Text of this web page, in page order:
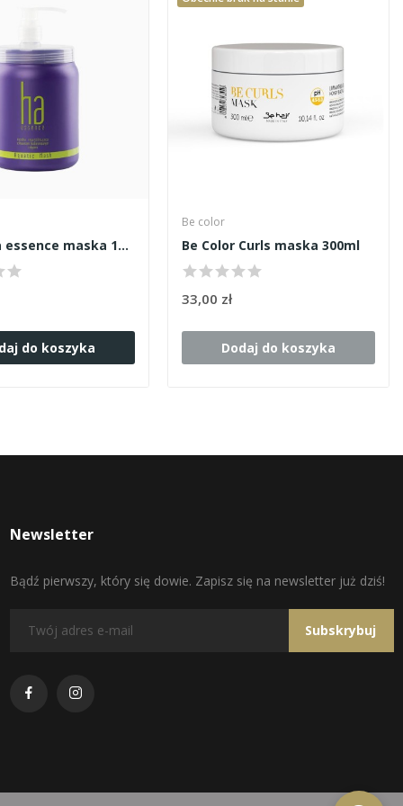
Stapiz ha essence maska 1000ml
do koszyka
Be color
Be Color Curls maska 300ml
33,00 zł
Dodaj do koszyka
Newsletter
Bądź pierwszy, który się dowie. Zapisz się na newsletter już dziś!
Subskrybuj